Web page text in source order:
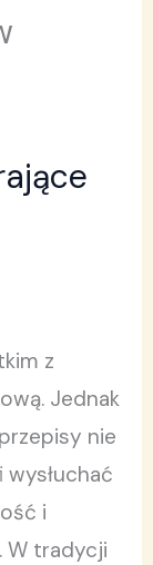
z
Jednak
nie
i
W tradycji